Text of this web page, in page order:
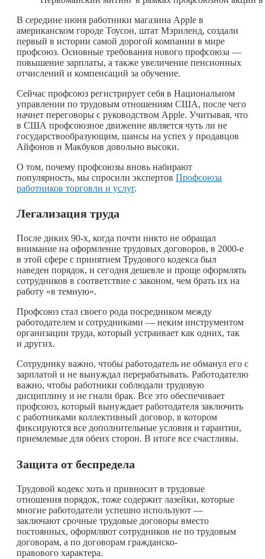
В середине июня работники магазина Apple в
американском городе Тоусон, штат Мэриленд, создали
первый в истории самой дорогой компании в мире
профсоюз. Основные требования нового профсоюза —
повышение зарплаты, а также увеличение пенсионных
отчислений и компенсаций за обучение.
Сейчас профсоюз регистрирует себя в Национальном
управлении по трудовым отношениям США, после чего
начнет переговоры с руководством Apple. Учитывая, что
в США профсоюзное движение является чуть ли не
государствообразующим, шансы на успех у продавцов
Айфонов и Макбуков довольно высоки.
О том, почему профсоюзы вновь набирают
популярность, мы спросили экспертов Профсоюза
работников торговли и услуг.
Легализация труда
После диких 90-х, когда почти никто не обращал
внимание на оформление трудовых договоров, в 2000-е
в этой сфере с принятием Трудового кодекса был
наведен порядок, и сегодня дешевле и проще оформлять
сотрудников в соответствие с законом, чем брать их на
работу «в темную».
Профсоюз стал своего рода посредником между
работодателем и сотрудниками — неким инструментом
организации труда, который устраивает как одних, так
и других.
Сотруднику важно, чтобы работодатель не обманул его с
зарплатой и не вынуждал перерабатывать. Работодателю
важно, чтобы работники соблюдали трудовую
дисциплину и не гнали брак. Все это обеспечивает
профсоюз, который вынуждает работодателя заключить
с работниками коллективный договор, в котором
фиксируются все дополнительные условия и гарантии,
приемлемые для обеих сторон. В итоге все счастливы.
Защита от беспредела
Трудовой кодекс хоть и привносит в трудовые
отношения порядок, тоже содержит лазейки, которые
многие работодатели успешно используют —
заключают срочные трудовые договоры вместо
постоянных, оформляют сотрудников не по трудовым
договорам, а по договорам гражданско-
правового характера.